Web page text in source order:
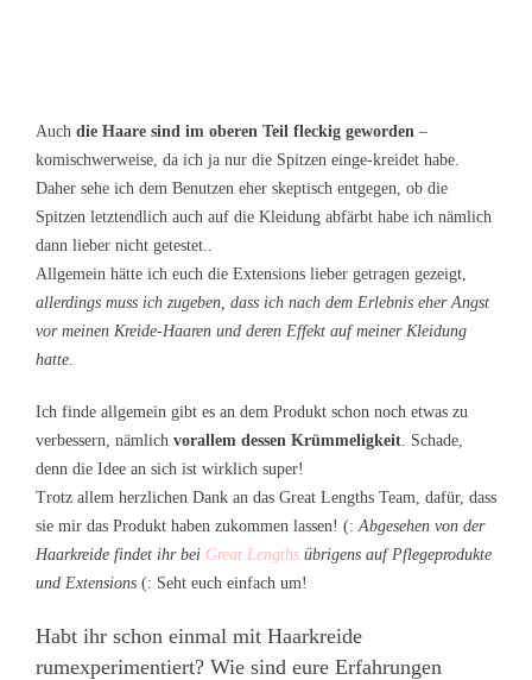
Auch die Haare sind im oberen Teil fleckig geworden –
komischwerweise, da ich ja nur die Spitzen einge-kreidet habe.
Daher sehe ich dem Benutzen eher skeptisch entgegen, ob die
Spitzen letztendlich auch auf die Kleidung abfärbt habe ich nämlich
dann lieber nicht getestet..
Allgemein hätte ich euch die Extensions lieber getragen gezeigt,
allerdings muss ich zugeben, dass ich nach dem Erlebnis eher Angst
vor meinen Kreide-Haaren und deren Effekt auf meiner Kleidung
hatte.
Ich finde allgemein gibt es an dem Produkt schon noch etwas zu
verbessern, nämlich vorallem dessen Krümmeligkeit. Schade,
denn die Idee an sich ist wirklich super!
Trotz allem herzlichen Dank an das Great Lengths Team, dafür, dass
sie mir das Produkt haben zukommen lassen! (:Abgesehen von der
Haarkreide findet ihr bei Great Lengths übrigens auf Pflegeprodukte
und Extensions (: Seht euch einfach um!
Habt ihr schon einmal mit Haarkreide
rumexperimentiert? Wie sind eure Erfahrungen